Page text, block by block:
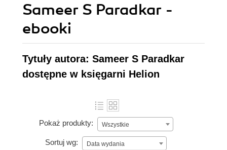
Sameer S Paradkar -
ebooki
Tytuły autora: Sameer S Paradkar
dostępne w księgarni Helion
Pokaż produkty: Wszystkie
Sortuj wg: Data wydania